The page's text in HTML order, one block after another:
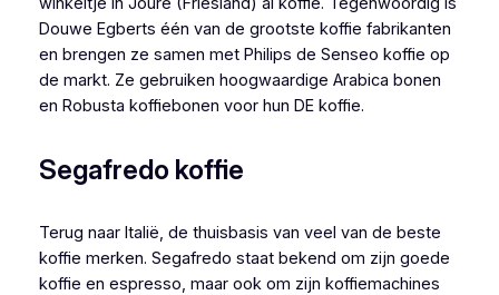
Douwe Egberts één van de grootste koffie fabrikanten
en brengen ze samen met Philips de Senseo koffie op
de markt. Ze gebruiken hoogwaardige Arabica bonen
en Robusta koffiebonen voor hun DE koffie.
Segafredo koffie
Terug naar Italië, de thuisbasis van veel van de beste
koffie merken. Segafredo staat bekend om zijn goede
koffie en espresso, maar ook om zijn koffiemachines